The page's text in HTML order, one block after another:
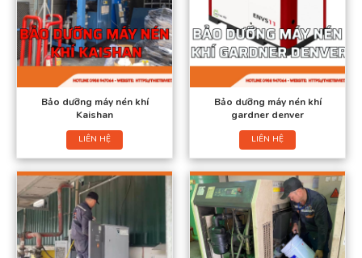
Bảo dưỡng máy nén khí
Kaishan
LIÊN HỆ
Bảo dưỡng máy nén khí
gardner denver
LIÊN HỆ